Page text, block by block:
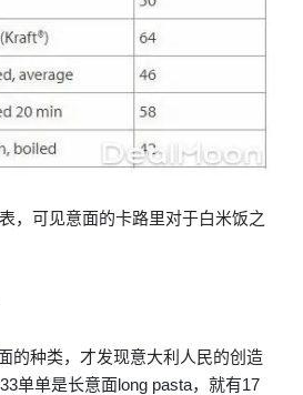
，可见意面的卡路里对于白米饭之
的种类，才发现意大利人民的创造
单单是长意面long pasta，就有17